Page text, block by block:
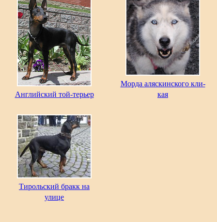
Английский той-терьер
Морда аляскинского кли-
кая
Тирольский бракк на
улице